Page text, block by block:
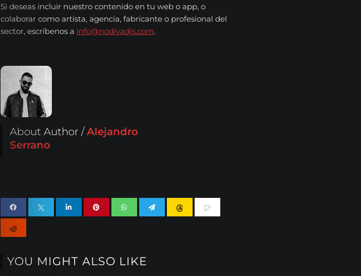
Search
Si deseas incluir nuestro contenido en tu web o app, o
colaborar como artista, agencia, fabricante o profesional del
sector, escríbenos a info@nodivadjs.com.
About Author /Alejandro
Serrano
YOU MIGHT ALSO LIKE